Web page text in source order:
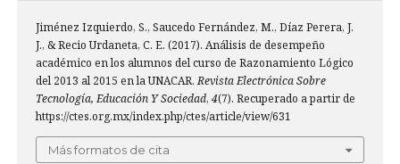
Jiménez Izquierdo, S., Saucedo Fernández, M., Díaz Perera, J.
J., & Recio Urdaneta, C. E. (2017). Análisis de desempeño
académico en los alumnos del curso de Razonamiento Lógico
del 2013 al 2015 en la UNACAR.Revista Electrónica Sobre
Tecnología, Educación Y Sociedad, 4(7). Recuperado a partir de
https://ctes.org.mx/index.php/ctes/article/view/631
Más formatos de cita